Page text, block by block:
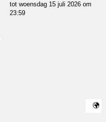
tot woensdag 15 juli 2026 om
23:59